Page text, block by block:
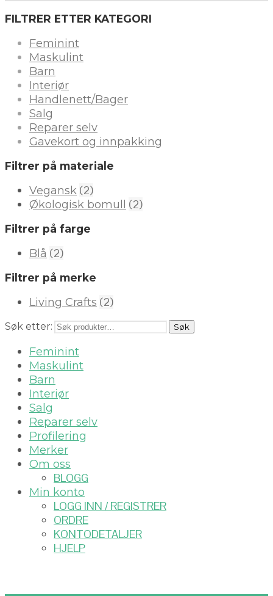
FILTRER ETTER KATEGORI
Feminint
Maskulint
Barn
Interiør
Handlenett/Bager
Salg
Reparer selv
Gavekort og innpakking
Filtrer på materiale
Vegansk (2)
Økologisk bomull (2)
Filtrer på farge
Blå (2)
Filtrer på merke
Living Crafts (2)
Søk etter: Søk
Feminint
Maskulint
Barn
Interiør
Salg
Reparer selv
Profilering
Merker
Om oss
BLOGG
Min konto
LOGG INN / REGISTRER
ORDRE
KONTODETALJER
HJELP